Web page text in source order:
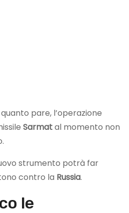
pare, l’operazione
Sarmatal momento non
strumento potrà far
contro la Russia.
le